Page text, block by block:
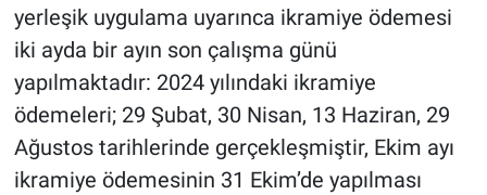
yerleşik uygulama uyarınca ikramiye ödemesi
iki ayda bir ayın son çalışma günü
yapılmaktadır: 2024 yılındaki ikramiye
ödemeleri; 29 Şubat, 30 Nisan, 13 Haziran, 29
Ağustos tarihlerinde gerçekleşmiştir, Ekim ayı
ikramiye ödemesinin 31 Ekim’de yapılması